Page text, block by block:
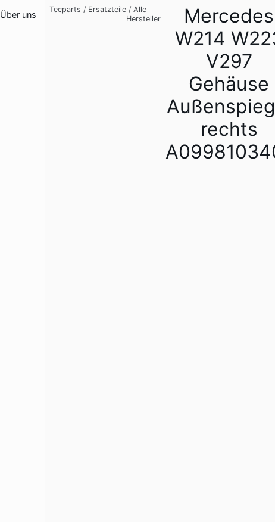
Über uns
Tecparts / Ersatzteile / Alle
Hersteller
Mercedes
W214
V297
Gehäuse
rechts